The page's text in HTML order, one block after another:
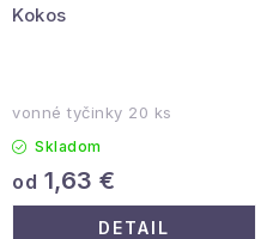
Kokos
vonné tyčinky 20 ks
Skladom
od 1,63 €
DETAIL